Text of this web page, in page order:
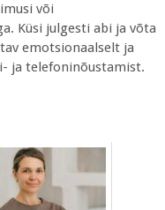
või
Küsi julgesti abi ja võta
emotsionaalselt ja
ja telefoninõustamist.